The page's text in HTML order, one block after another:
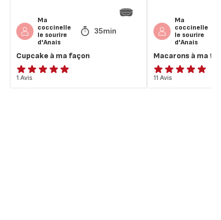
Ma
coccinelle
le sourire
d'Anais
35min
Cupcake à ma façon
Avis
5
1 Avis
Ma
coccinelle
le sourire
d'Anais
Macarons à ma
Avis
5
11 Avis